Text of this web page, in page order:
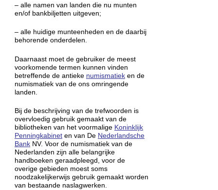
– alle namen van landen die nu munten
en/of bankbiljetten uitgeven;
– alle huidige munteenheden en de daarbij
behorende onderdelen.
Daarnaast moet de gebruiker de meest
voorkomende termen kunnen vinden
betreffende de antieke numismatiek en de
numismatiek van de ons omringende
landen.
Bij de beschrijving van de trefwoorden is
overvloedig gebruik gemaakt van de
bibliotheken van het voormalige Koninklijk
Penningkabinet en van De Nederlandsche
Bank NV. Voor de numismatiek van de
Nederlanden zijn alle belangrijke
handboeken geraadpleegd, voor de
overige gebieden moest soms
noodzakelijkerwijs gebruik gemaakt worden
van bestaande naslagwerken.